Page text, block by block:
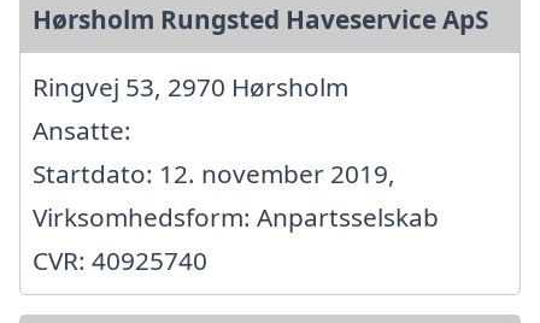
Hørsholm Rungsted Haveservice ApS
Ringvej 53, 2970 Hørsholm
Ansatte:
Startdato: 12. november 2019,
Virksomhedsform: Anpartsselskab
CVR: 40925740